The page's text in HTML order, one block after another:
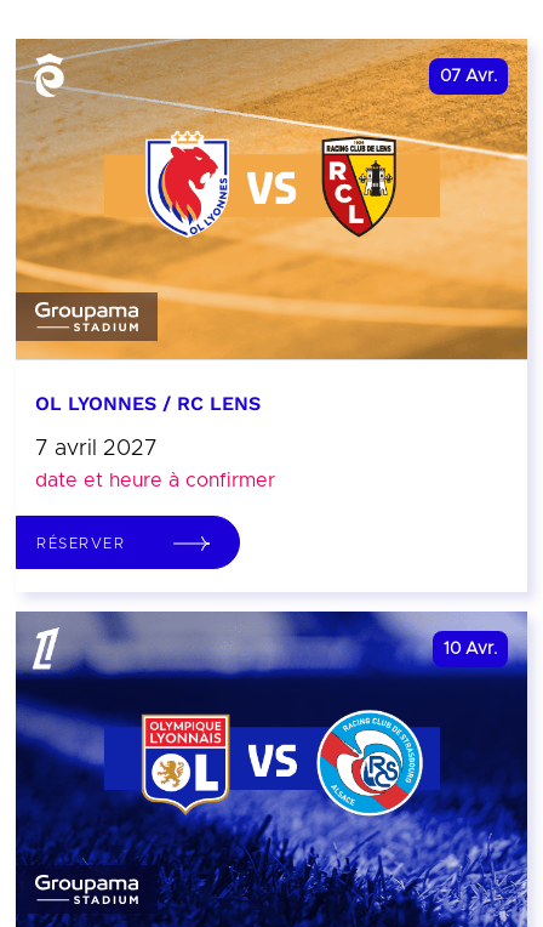
07 Avr.
OL LYONNES / RC LENS
7 avril 2027
date et heure à confirmer
RÉSERVER
10 Avr.